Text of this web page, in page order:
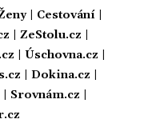
| Cestování|
ZeStolu.cz
Úschovna.cz
Dokina.cz
Srovnám.cz